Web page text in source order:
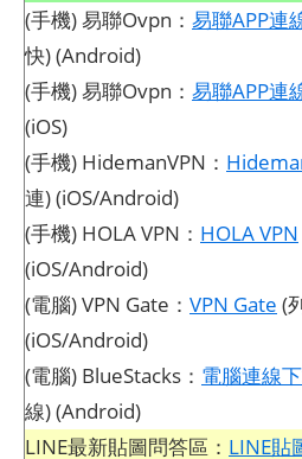
(手機) 易聯Ovpn： 易聯APP連
快) (Android)
(手機) 易聯Ovpn： 易聯APP連
(iOS)
(手機) HidemanVPN：
連) (iOS/Android)
(手機) HOLA VPN： HOLA VPN
(iOS/Android)
(電腦) VPN Gate： VPN Gate (
(iOS/Android)
(電腦) BlueStacks： 電腦連線
線) (Android)
LINE最新貼圖問答區： LINE貼